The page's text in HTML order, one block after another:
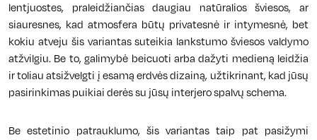
lentjuostes, praleidžiančias daugiau natūralios šviesos, ar
siauresnes, kad atmosfera būtų privatesnė ir intymesnė, bet
kokiu atveju šis variantas suteikia lankstumo šviesos valdymo
atžvilgiu. Be to, galimybė beicuoti arba dažyti medieną leidžia
ir toliau atsižvelgti į esamą erdvės dizainą, užtikrinant, kad jūsų
pasirinkimas puikiai derės su jūsų interjero spalvų schema.
Be estetinio patrauklumo, šis variantas taip pat pasižymi